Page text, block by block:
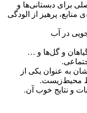
برای دبستانی‌ها و
پرهیز از الودگی
در آب
و گل‌ها و …
به عنوان یکی از
محیط‌زیست.
و نتایج خوب آن.